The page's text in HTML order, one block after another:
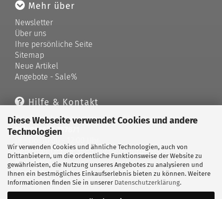
Diese Webseite verwendet Cookies und andere
Technologien
Wir verwenden Cookies und ähnliche Technologien, auch von
Drittanbietern, um die ordentliche Funktionsweise der Website zu
gewährleisten, die Nutzung unseres Angebotes zu analysieren und
Ihnen ein bestmögliches Einkaufserlebnis bieten zu können. Weitere
Informationen finden Sie in unserer Datenschutzerklärung.
Mehr über
Newsletter
Über uns
Ihre persönliche Seite
Sitemap
Neue Artikel
Angebote - Sale%
Hilfe & Kontakt
Telefonische Unterstützung und Beratung unter:
Tel: 033679 757871
Geprüfter Online Shop mit Geld-zurück-Garantie.
Merkzettel
Kontaktformular